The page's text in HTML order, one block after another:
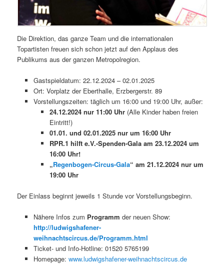
Die Direktion, das ganze Team und die internationalen
Topartisten freuen sich schon jetzt auf den Applaus des
Publikums aus der ganzen Metropolregion.
Gastspieldatum: 22.12.2024 – 02.01.2025
Ort: Vorplatz der Eberthalle, Erzbergerstr. 89
Vorstellungszeiten: täglich um 16:00 und 19:00 Uhr, außer:
24.12.2024 nur 11:00 Uhr (Alle Kinder haben freien
Eintritt!)
01.01. und 02.01.2025 nur um 16:00 Uhr
RPR.1 hilft e.V.-Spenden-Gala am 23.12.2024 um
16:00 Uhr!
„Regenbogen-Circus-Gala“ am 21.12.2024 nur um
19:00 Uhr
Der Einlass beginnt jeweils 1 Stunde vor Vorstellungsbeginn.
Nähere Infos zum Programm der neuen Show:
http://ludwigshafener-
weihnachtscircus.de/Programm.html
Ticket- und Info-Hotline: 01520 5765199
Homepage: www.ludwigshafener-weihnachtscircus.de